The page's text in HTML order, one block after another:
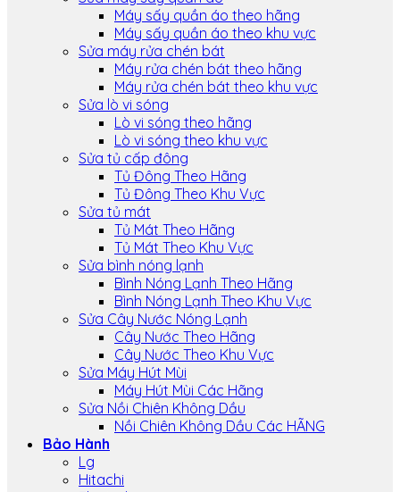
Máy sấy quần áo theo hãng
Máy sấy quần áo theo khu vực
Sửa máy rửa chén bát
Máy rửa chén bát theo hãng
Máy rửa chén bát theo khu vực
Sửa lò vi sóng
Lò vi sóng theo hãng
Lò vi sóng theo khu vực
Sửa tủ cấp đông
Tủ Đông Theo Hãng
Tủ Đông Theo Khu Vực
Sửa tủ mát
Tủ Mát Theo Hãng
Tủ Mát Theo Khu Vực
Sửa bình nóng lạnh
Bình Nóng Lạnh Theo Hãng
Bình Nóng Lạnh Theo Khu Vực
Sửa Cây Nước Nóng Lạnh
Cây Nước Theo Hãng
Cây Nước Theo Khu Vực
Sửa Máy Hút Mùi
Máy Hút Mùi Các Hãng
Sửa Nồi Chiên Không Dầu
Nồi Chiên Không Dầu Các HÃNG
Bảo Hành
Lg
Hitachi